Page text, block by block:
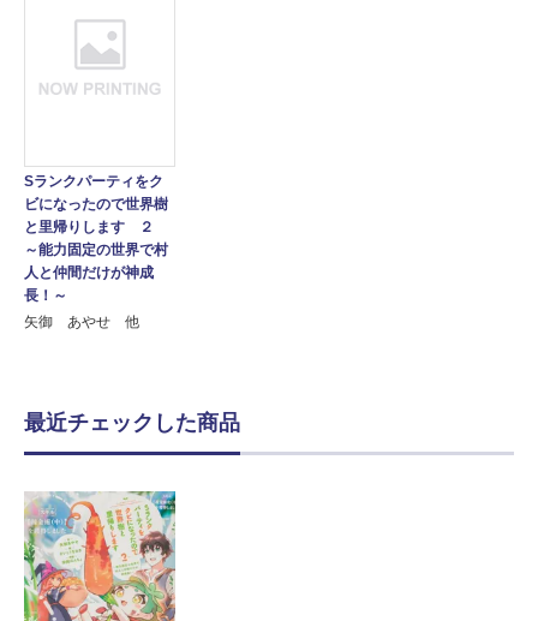
Sランクパーティをク
ビになったので世界樹
と里帰りします ２
～能力固定の世界で村
人と仲間だけが神成
長！～
矢御 あやせ 他
最近チェックした商品